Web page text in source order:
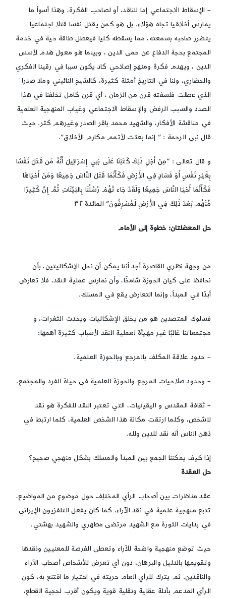
– الإسقاط الاجتماعي إما للناقد، أو لصاحب الفكرة، وهذا أسوأ ما
يمارس أخلاقيا تجاه هؤلاء. بل هو كمن يقتل نفسا قتلا اجتماعيا
يتضرر صاحبه بسمعته، مما يسقطه كليا فيعطل طاقة حية في خدمة
المجتمع بحجة الدفاع عن حمى الدين ، وبينما هو معول هدم لأسس
الدين ، ويهدم فكرة ومنهج إصلاحي كاد يكون سببا في رقينا الفكري
والحضاري، ولنا في التاريخ أمثلة كثيرة، كالشيخ النائيني وملا صدرا
الذي عطلت فلسفته قرن من الزمان ، أي قرن كامل تخلفنا في هذا
الصدد والسبب الرفض والإسقاط الاجتماعي وغياب المنهجية العلمية
في مناقشة الأفكار، والشهيد محمد باقر الصدر وغيرهم كثر. حيث
قال نبي الرحمة : ” إنما بعثت لأتمم مكارم الأخلاق”.
و قال تعالى : “مِنْ أَجْلِ ذَلِكَ كَتَبْنَا عَلَى بَنِي إِسْرَائِيلَ أَنَّهُ مَن قَتَلَ نَفْسًا
بِغَيْرِ نَفْسٍ أَوْ فَسَادٍ فِي الأَرْضِ فَكَأَنَّمَا قَتَلَ النَّاسَ جَمِيعًا وَمَنْ أَحْيَاهَا
فَكَأَنَّمَا أَحْيَا النَّاسَ جَمِيعًا وَلَقَدْ جَاء تْهُمْ رُسُلُنَا بِالبَيِّنَاتِ ثُمَّ إِنَّ كَثِيرًا
مِّنْهُم بَعْدَ ذَلِكَ فِي الأَرْضِ لَمُسْرِفُونَ” المائدة ٣٢
حل المعضلتان: خطوة إلى الأمام
من وجهة نظري القاصرة أجد أننا يمكن أن نحل الإشكاليتين، بأن
نحافظ على كيان الحوزة شامخًا، وأن نمارس عملية النقد، فلا تعارض
أبدًا في المبدأ، وإنما التعارض يقع في المسلك.
فسلوك المتصدين هو من يخلق الإشكاليات ويحدث الثغرات، و
مجتمعاتنا غالبًا غير مهيأة لعملية النقد لأسباب كثيرة أهمها:
– حدود علاقة المكلف بالمرجع وبالحوزة العلمية.
– وحدود صلاحيات المرجع والحوزة العلمية في حياة الفرد والمجتمع.
– ثقافة المقدس و اليقينيات، التي تعتبر النقد للفكرة هو نقد
للشخص، وكلما ارتقت مكانة هذا الشخص العلمية، كلما ارتبط في
ذهن الناس أنه نقد للدين ولله.
إذا كيف يمكننا الجمع بين المبدأ والمسلك بشكل منهجي صحيح؟
حل العقدة
عقد مناظرات بين أصحاب الرأي المختلِف حول موضوع من المواضيع،
تتبع منهجية علمية في نقد الآراء، كما كان يفعل التلفزيون الإيراني
في بدايات الثورة مع الشهيد مرتضى مطهري والشهيد بهشتي.
حيث توضع منهجية واضحة للآراء وتعطى الفرصة للمعنيين ونقدها
وتقويمها بالدليل والبرهان، دون أي تعرض للأشخاص أصحاب الآراء
والناقدين. ثم يترك للرأي العام حريته في اختيار ما اقتنع به، كون
الرأي المدعم بأدلة عقلية ونقلية قوية ويكون أقرب لحجية القطع،